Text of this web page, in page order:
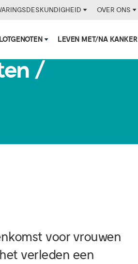
OVER ONS
LOTGENOTEN LEVEN MET/NA KANKER
/
voor vrouwen
verleden een